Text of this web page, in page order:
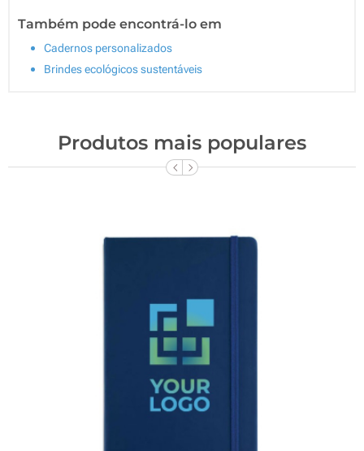
Também pode encontrá-lo em
Cadernos personalizados
Brindes ecológicos sustentáveis
Produtos mais populares